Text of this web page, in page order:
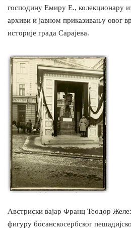
господину Емиру Е., колекционару
архиви и јавном приказивању овог
историје града Сарајева.
Австриски вајар Франц Теодор
фигуру босанскосербског